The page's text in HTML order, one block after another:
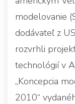
modelovanie
dodávateľ z
rozvrhli
technológií v
„Koncepcia
2010“